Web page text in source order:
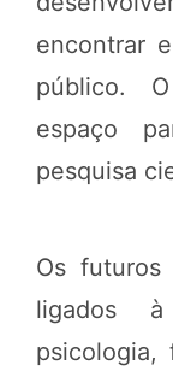
encontrar
público.
espaço
pesquisa
Os futuros
ligados
psicologia,